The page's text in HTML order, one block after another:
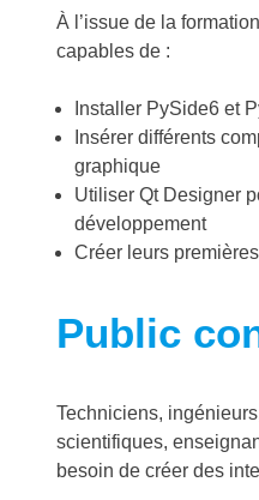
À l’issue de la
capables de :
Installer PySide6 et
Insérer différents
graphique
Utiliser Qt Designer
développement
Créer leurs
Public
Techniciens,
scientifiques,
besoin de créer des